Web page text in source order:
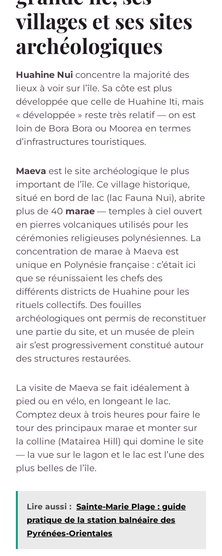
villages et ses sites
archéologiques
Huahine Nui concentre la majorité des
lieux à voir sur l’île. Sa côte est plus
développée que celle de Huahine Iti, mais
« développée » reste très relatif — on est
loin de Bora Bora ou Moorea en termes
d’infrastructures touristiques.
Maeva est le site archéologique le plus
important de l’île. Ce village historique,
situé en bord de lac (lac Fauna Nui), abrite
plus de 40 marae — temples à ciel ouvert
en pierres volcaniques utilisés pour les
cérémonies religieuses polynésiennes. La
concentration de marae à Maeva est
unique en Polynésie française : c’était ici
que se réunissaient les chefs des
différents districts de Huahine pour les
rituels collectifs. Des fouilles
archéologiques ont permis de reconstituer
une partie du site, et un musée de plein
air s’est progressivement constitué autour
des structures restaurées.
La visite de Maeva se fait idéalement à
pied ou en vélo, en longeant le lac.
Comptez deux à trois heures pour faire le
tour des principaux marae et monter sur
la colline (Matairea Hill) qui domine le site
— la vue sur le lagon et le lac est l’une des
plus belles de l’île.
Lire aussi : Sainte-Marie Plage : guide
pratique de la station balnéaire des
Pyrénées-Orientales